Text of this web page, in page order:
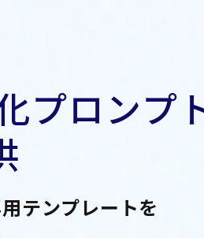
プロンプ
テンプレートを